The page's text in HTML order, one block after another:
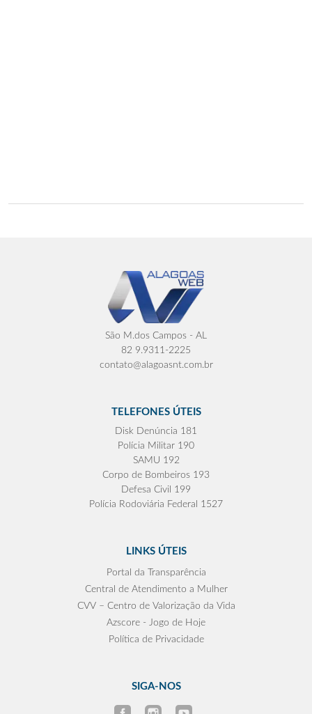
São M.dos Campos - AL
82 9.9311-2225
contato@alagoasnt.com.br
TELEFONES ÚTEIS
Disk Denúncia 181
Polícia Militar 190
SAMU 192
Corpo de Bombeiros 193
Defesa Civil 199
Polícia Rodoviária Federal 1527
LINKS ÚTEIS
Portal da Transparência
Central de Atendimento a Mulher
CVV – Centro de Valorização da Vida
Azscore - Jogo de Hoje
Política de Privacidade
SIGA-NOS